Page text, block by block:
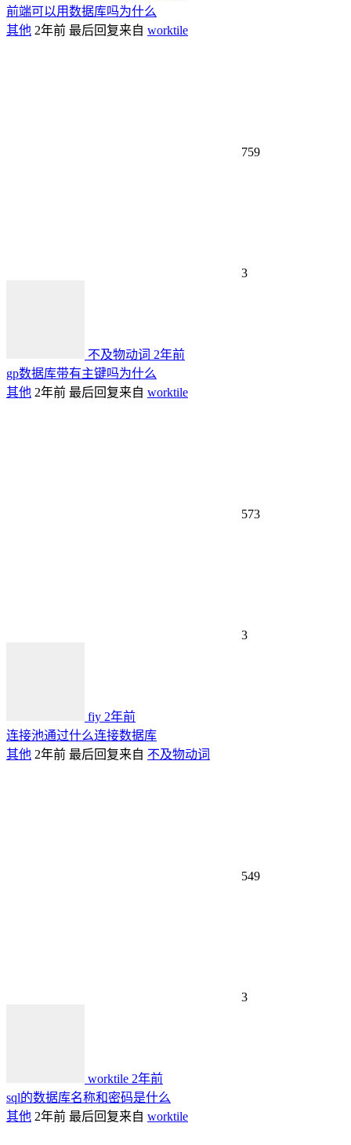
前端可以用数据库吗为什么
其他 2年前 最后回复来自 worktile
759
3
不及物动词 2年前
gp数据库带有主键吗为什么
其他 2年前 最后回复来自 worktile
573
3
fiy 2年前
连接池通过什么连接数据库
其他 2年前 最后回复来自 不及物动词
549
3
worktile 2年前
sql的数据库名称和密码是什么
其他 2年前 最后回复来自 worktile